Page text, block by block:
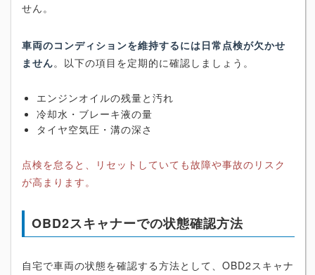
せん。
車両のコンディションを維持するには日常点検が欠かせ
ません。以下の項目を定期的に確認しましょう。
エンジンオイルの残量と汚れ
冷却水・ブレーキ液の量
タイヤ空気圧・溝の深さ
点検を怠ると、リセットしていても故障や事故のリスク
が高まります。
OBD2スキャナーでの状態確認方法
自宅で車両の状態を確認する方法として、OBD2スキャナ